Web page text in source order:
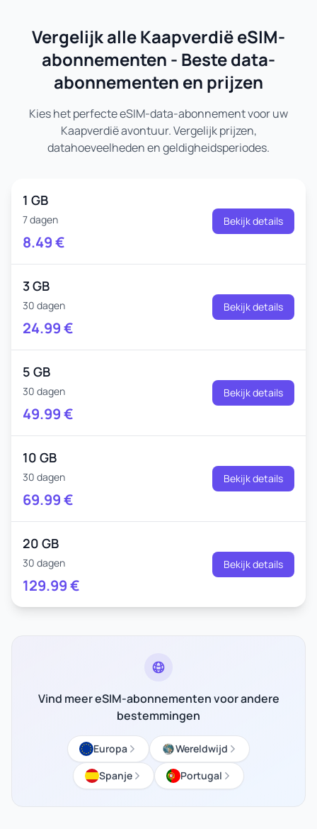
Vergelijk alle Kaapverdië eSIM-
abonnementen - Beste data-
abonnementen en prijzen
Kies het perfecte eSIM-data-abonnement voor uw
Kaapverdië avontuur. Vergelijk prijzen,
datahoeveelheden en geldigheidsperiodes.
1 GB
7 dagen
8.49€
Bekijk details
3 GB
30 dagen
24.99€
Bekijk details
5 GB
30 dagen
49.99€
Bekijk details
10 GB
30 dagen
69.99€
Bekijk details
20 GB
30 dagen
129.99€
Bekijk details
Vind meer eSIM-abonnementen voor andere
bestemmingen
Europa
Wereldwijd
Spanje
Portugal